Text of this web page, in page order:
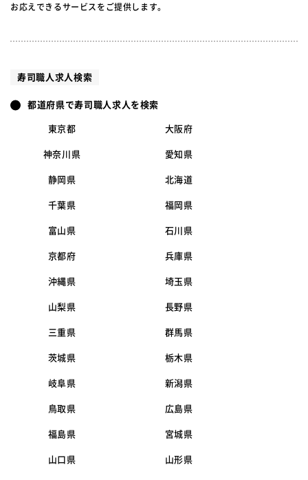
お応えできるサービスをご提供します。
寿司職人求人検索
都道府県で寿司職人求人を検索
東京都 大阪府
神奈川県 愛知県
静岡県 北海道
千葉県 福岡県
富山県 石川県
京都府 兵庫県
沖縄県 埼玉県
山梨県 長野県
三重県 群馬県
茨城県 栃木県
岐阜県 新潟県
鳥取県 広島県
福島県 宮城県
山口県 山形県